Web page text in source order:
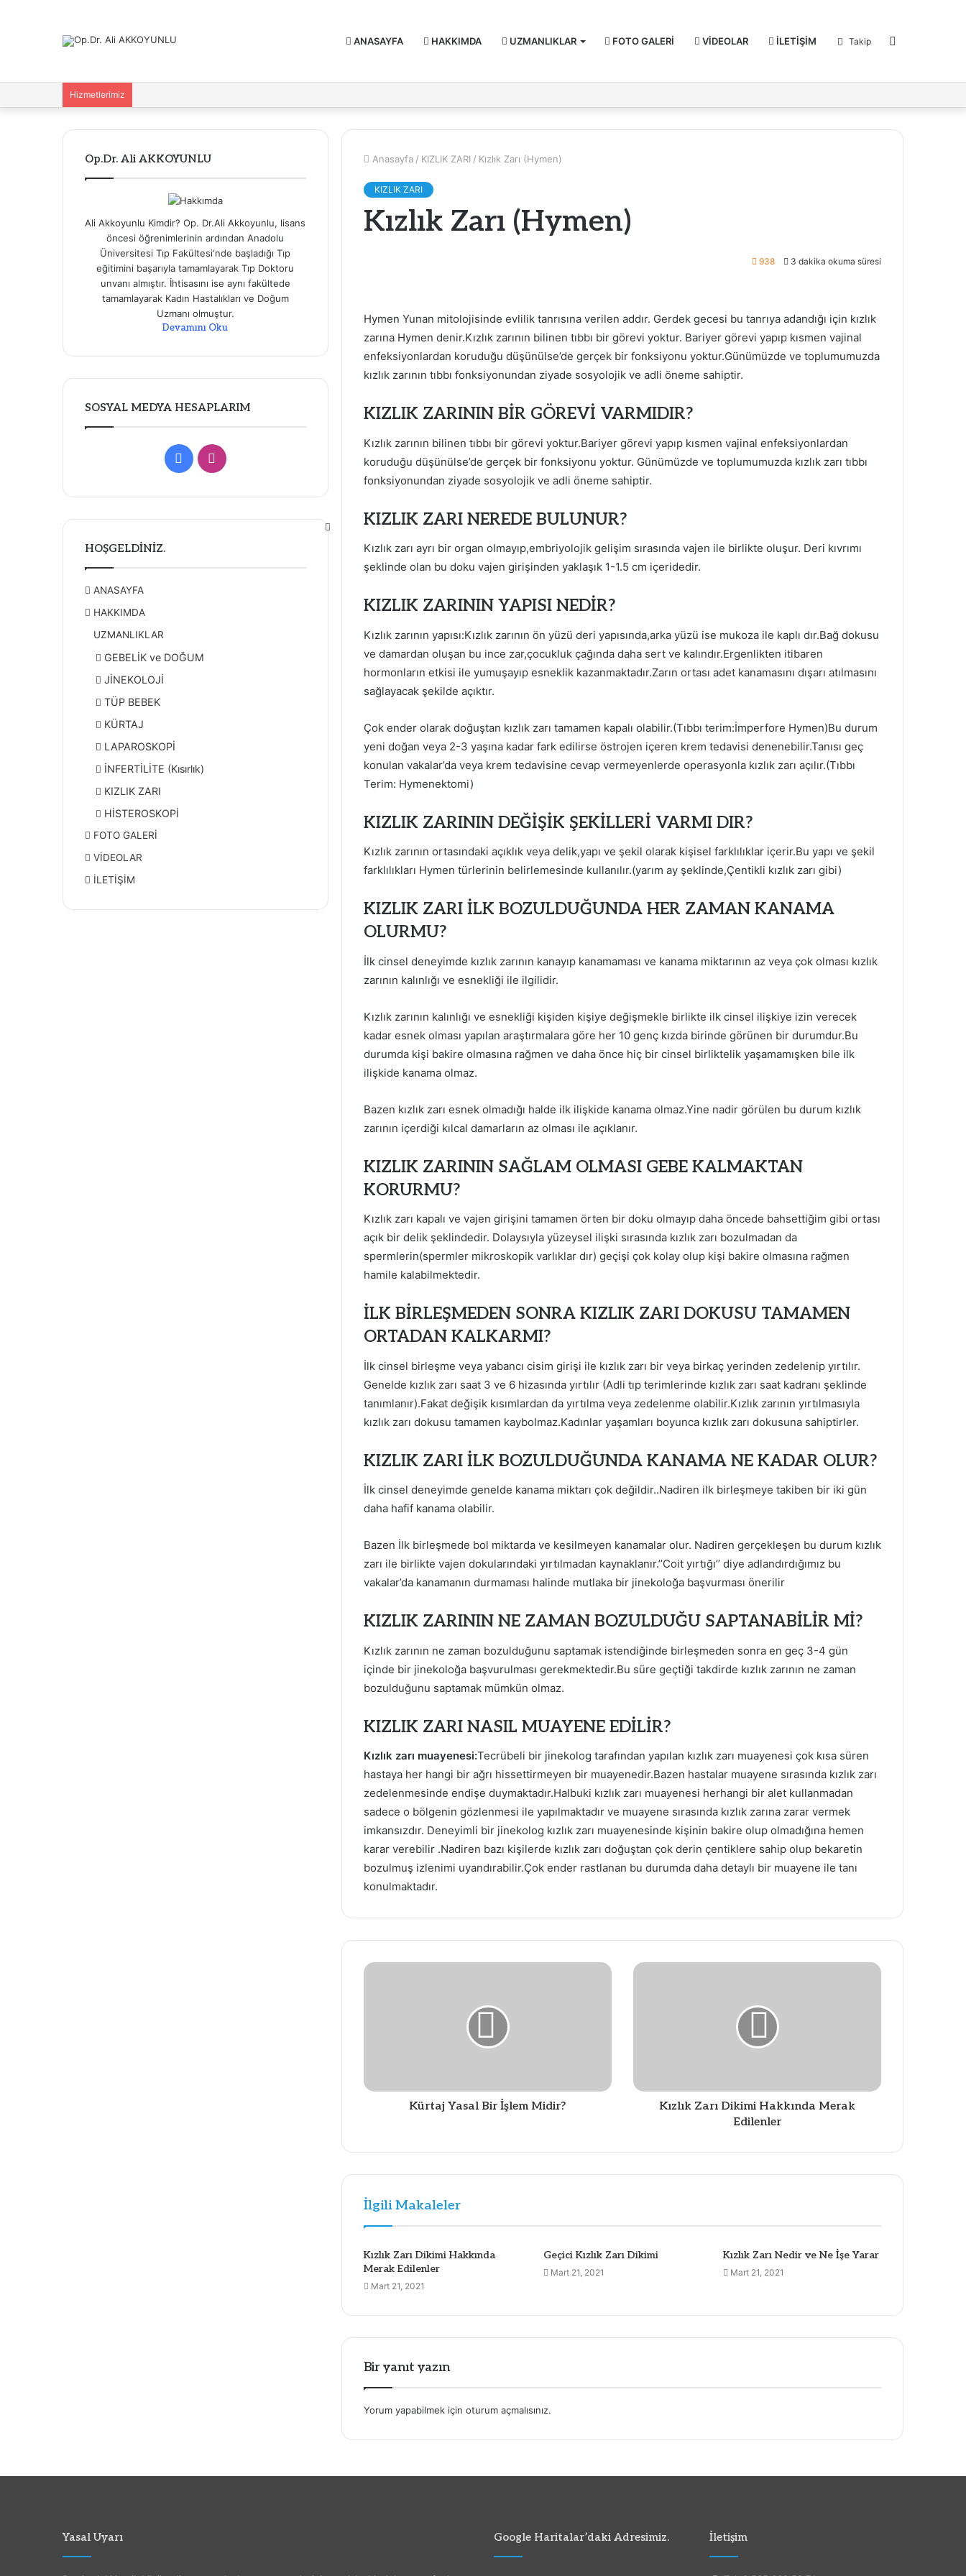
ANASAYFA HAKKIMDA UZMANLIKLAR FOTO GALERİ VİDEOLAR İLETİŞİM Takip
Hizmetlerimiz
Anasayfa / KIZLIK ZARI / Kızlık Zarı (Hymen)
KIZLIK ZARI
Kızlık Zarı (Hymen)
938 3 dakika okuma süresi
Hymen Yunan mitolojisinde evlilik tanrısına verilen addır. Gerdek gecesi bu tanrıya adandığı için kızlık
zarına Hymen denir.Kızlık zarının bilinen tıbbı bir görevi yoktur. Bariyer görevi yapıp kısmen vajinal
enfeksiyonlardan koruduğu düşünülse’de gerçek bir fonksiyonu yoktur.Günümüzde ve toplumumuzda
kızlık zarının tıbbı fonksiyonundan ziyade sosyolojik ve adli öneme sahiptir.
KIZLIK ZARININ BİR GÖREVİ VARMIDIR?
Kızlık zarının bilinen tıbbı bir görevi yoktur.Bariyer görevi yapıp kısmen vajinal enfeksiyonlardan
koruduğu düşünülse’de gerçek bir fonksiyonu yoktur. Günümüzde ve toplumumuzda kızlık zarı tıbbı
fonksiyonundan ziyade sosyolojik ve adli öneme sahiptir.
KIZLIK ZARI NEREDE BULUNUR?
Kızlık zarı ayrı bir organ olmayıp,embriyolojik gelişim sırasında vajen ile birlikte oluşur. Deri kıvrımı
şeklinde olan bu doku vajen girişinden yaklaşık 1-1.5 cm içeridedir.
KIZLIK ZARININ YAPISI NEDİR?
Kızlık zarının yapısı:Kızlık zarının ön yüzü deri yapısında,arka yüzü ise mukoza ile kaplı dır.Bağ dokusu
ve damardan oluşan bu ince zar,çocukluk çağında daha sert ve kalındır.Ergenlikten itibaren
hormonların etkisi ile yumuşayıp esneklik kazanmaktadır.Zarın ortası adet kanamasını dışarı atılmasını
sağlayacak şekilde açıktır.
Çok ender olarak doğuştan kızlık zarı tamamen kapalı olabilir.(Tıbbı terim:İmperfore Hymen)Bu durum
yeni doğan veya 2-3 yaşına kadar fark edilirse östrojen içeren krem tedavisi denenebilir.Tanısı geç
konulan vakalar’da veya krem tedavisine cevap vermeyenlerde operasyonla kızlık zarı açılır.(Tıbbı
Terim: Hymenektomi)
KIZLIK ZARININ DEĞİŞİK ŞEKİLLERİ VARMI DIR?
Kızlık zarının ortasındaki açıklık veya delik,yapı ve şekil olarak kişisel farklılıklar içerir.Bu yapı ve şekil
farklılıkları Hymen türlerinin belirlemesinde kullanılır.(yarım ay şeklinde,Çentikli kızlık zarı gibi)
KIZLIK ZARI İLK BOZULDUĞUNDA HER ZAMAN KANAMA
OLURMU?
İlk cinsel deneyimde kızlık zarının kanayıp kanamaması ve kanama miktarının az veya çok olması kızlık
zarının kalınlığı ve esnekliği ile ilgilidir.
Kızlık zarının kalınlığı ve esnekliği kişiden kişiye değişmekle birlikte ilk cinsel ilişkiye izin verecek
kadar esnek olması yapılan araştırmalara göre her 10 genç kızda birinde görünen bir durumdur.Bu
durumda kişi bakire olmasına rağmen ve daha önce hiç bir cinsel birliktelik yaşamamışken bile ilk
ilişkide kanama olmaz.
Bazen kızlık zarı esnek olmadığı halde ilk ilişkide kanama olmaz.Yine nadir görülen bu durum kızlık
zarının içerdiği kılcal damarların az olması ile açıklanır.
KIZLIK ZARININ SAĞLAM OLMASI GEBE KALMAKTAN
KORURMU?
Kızlık zarı kapalı ve vajen girişini tamamen örten bir doku olmayıp daha öncede bahsettiğim gibi ortası
açık bir delik şeklindedir. Dolaysıyla yüzeysel ilişki sırasında kızlık zarı bozulmadan da
spermlerin(spermler mikroskopik varlıklar dır) geçişi çok kolay olup kişi bakire olmasına rağmen
hamile kalabilmektedir.
İLK BİRLEŞMEDEN SONRA KIZLIK ZARI DOKUSU TAMAMEN
ORTADAN KALKARMI?
İlk cinsel birleşme veya yabancı cisim girişi ile kızlık zarı bir veya birkaç yerinden zedelenip yırtılır.
Genelde kızlık zarı saat 3 ve 6 hizasında yırtılır (Adli tıp terimlerinde kızlık zarı saat kadranı şeklinde
tanımlanır).Fakat değişik kısımlardan da yırtılma veya zedelenme olabilir.Kızlık zarının yırtılmasıyla
kızlık zarı dokusu tamamen kaybolmaz.Kadınlar yaşamları boyunca kızlık zarı dokusuna sahiptirler.
KIZLIK ZARI İLK BOZULDUĞUNDA KANAMA NE KADAR OLUR?
İlk cinsel deneyimde genelde kanama miktarı çok değildir..Nadiren ilk birleşmeye takiben bir iki gün
daha hafif kanama olabilir.
Bazen İlk birleşmede bol miktarda ve kesilmeyen kanamalar olur. Nadiren gerçekleşen bu durum kızlık
zarı ile birlikte vajen dokularındaki yırtılmadan kaynaklanır.’’Coit yırtığı’’ diye adlandırdığımız bu
vakalar’da kanamanın durmaması halinde mutlaka bir jinekoloğa başvurması önerilir
KIZLIK ZARININ NE ZAMAN BOZULDUĞU SAPTANABİLİR Mİ?
Kızlık zarının ne zaman bozulduğunu saptamak istendiğinde birleşmeden sonra en geç 3-4 gün
içinde bir jinekoloğa başvurulması gerekmektedir.Bu süre geçtiği takdirde kızlık zarının ne zaman
bozulduğunu saptamak mümkün olmaz.
KIZLIK ZARI NASIL MUAYENE EDİLİR?
Kızlık zarı muayenesi:Tecrübeli bir jinekolog tarafından yapılan kızlık zarı muayenesi çok kısa süren
hastaya her hangi bir ağrı hissettirmeyen bir muayenedir.Bazen hastalar muayene sırasında kızlık zarı
zedelenmesinde endişe duymaktadır.Halbuki kızlık zarı muayenesi herhangi bir alet kullanmadan
sadece o bölgenin gözlenmesi ile yapılmaktadır ve muayene sırasında kızlık zarına zarar vermek
imkansızdır. Deneyimli bir jinekolog kızlık zarı muayenesinde kişinin bakire olup olmadığına hemen
karar verebilir .Nadiren bazı kişilerde kızlık zarı doğuştan çok derin çentiklere sahip olup bekaretin
bozulmuş izlenimi uyandırabilir.Çok ender rastlanan bu durumda daha detaylı bir muayene ile tanı
konulmaktadır.
Kürtaj Yasal Bir İşlem Midir?
Kızlık Zarı Dikimi Hakkında Merak
Edilenler
İlgili Makaleler
Kızlık Zarı Dikimi Hakkında
Merak Edilenler
Mart 21, 2021
Geçici Kızlık Zarı Dikimi
Mart 21, 2021
Kızlık Zarı Nedir ve Ne İşe Yarar
Mart 21, 2021
Bir yanıt yazın
Yorum yapabilmek için oturum açmalısınız.
Op.Dr. Ali AKKOYUNLU
Ali Akkoyunlu Kimdir? Op. Dr.Ali Akkoyunlu, lisans
öncesi öğrenimlerinin ardından Anadolu
Üniversitesi Tıp Fakültesi‘nde başladığı Tıp
eğitimini başarıyla tamamlayarak Tıp Doktoru
unvanı almıştır. İhtisasını ise aynı fakültede
tamamlayarak Kadın Hastalıkları ve Doğum
Uzmanı olmuştur.
Devamını Oku
SOSYAL MEDYA HESAPLARIM
FacebookInstagram
HOŞGELDİNİZ.
ANASAYFA
HAKKIMDA
UZMANLIKLAR
GEBELİK ve DOĞUM
JİNEKOLOJİ
TÜP BEBEK
KÜRTAJ
LAPAROSKOPİ
İNFERTİLİTE (Kısırlık)
KIZLIK ZARI
HİSTEROSKOPİ
FOTO GALERİ
VİDEOLAR
İLETİŞİM
Yasal Uyarı Google Haritalar’daki Adresimiz. İletişim